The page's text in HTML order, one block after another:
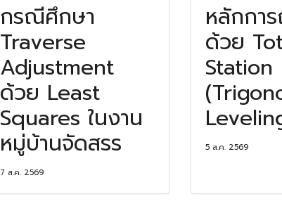
กรณีศึกษา
Traverse
Adjustment
ด้วย Least
Squares ในงาน
หมู่บ้านจัดสรร
7 ส.ค. 2569
หลักกา
ด้วย
Station
5 ส.ค. 2569